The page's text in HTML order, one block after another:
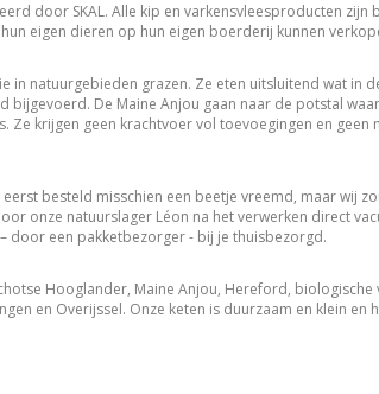
door SKAL. Alle kip en varkensvleesproducten
eigen dieren op hun eigen boerderij kunnen
in natuurgebieden grazen. Ze eten uitsluitend wat in
bijgevoerd. De Maine Anjou gaan naar de potstal
Ze krijgen geen krachtvoer vol toevoegingen en
besteld misschien een beetje vreemd, maar wij
onze natuurslager Léon na het verwerken direct
door een pakketbezorger - bij je thuisbezorgd.
Hooglander, Maine Anjou, Hereford,
en Overijssel. Onze keten is duurzaam en klein